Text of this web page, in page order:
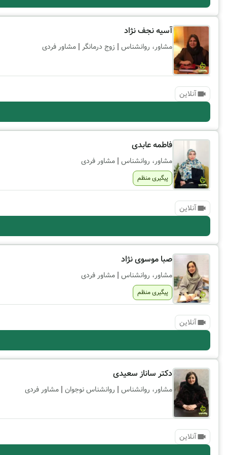
آسیه نجف نژاد
مشاور، روانشناس | زوج درمانگر | مشاور فردی
آنلاین
فاطمه عابدی
مشاور، روانشناس | مشاور فردی
پیگیری منظم
آنلاین
صبا موسوی نژاد
مشاور، روانشناس | مشاور فردی
پیگیری منظم
آنلاین
دکتر ساناز سعیدی
مشاور، روانشناس | روانشناس نوجوان | مشاور فردی
آنلاین